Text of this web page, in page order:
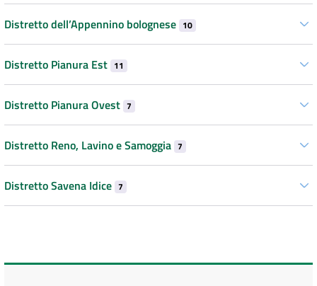
Distretto dell’Appennino bolognese 10
Distretto Pianura Est 11
Distretto Pianura Ovest 7
Distretto Reno, Lavino e Samoggia 7
Distretto Savena Idice 7